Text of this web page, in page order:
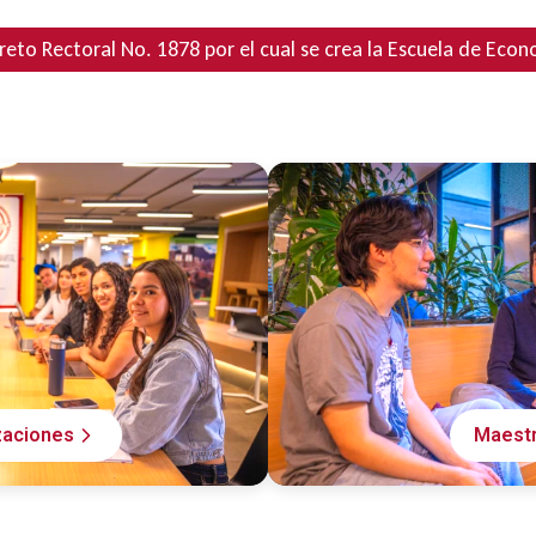
Rectoral No. 1878 por el cual se crea la Escuela de